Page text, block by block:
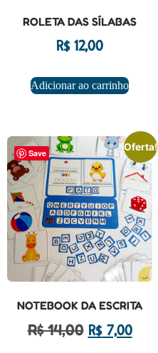
ROLETA DAS SÍLABAS
R$12,00
Adicionar ao carrinho
Save
Oferta!
NOTEBOOK DA ESCRITA
R$14,00 R$7,00